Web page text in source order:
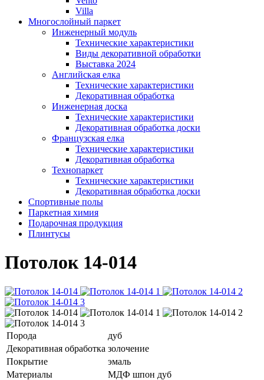
Villa
Многослойный паркет
Инженерный модуль
Технические характеристики
Виды декоративной обработки
Выставка 2024
Английская елка
Технические характеристики
Декоративная обработка
Инженерная доска
Технические характеристики
Декоративная обработка доски
Французская елка
Технические характеристики
Декоративная обработка
Технопаркет
Технические характеристики
Декоративная обработка доски
Спортивные полы
Паркетная химия
Подарочная продукция
Плинтусы
Потолок 14-014
Порода
дуб
Декоративная обработка золочение
Покрытие
эмаль
Материалы
МДФ шпон дуб